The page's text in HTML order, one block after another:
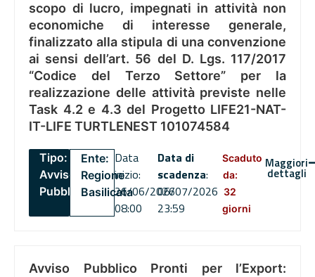
scopo di lucro, impegnati in attività non
economiche di interesse generale,
finalizzato alla stipula di una convenzione
ai sensi dell’art. 56 del D. Lgs. 117/2017
“Codice del Terzo Settore” per la
realizzazione delle attività previste nelle
Task 4.2 e 4.3 del Progetto LIFE21-NAT-
IT-LIFE TURTLENEST 101074584
Tipo:
Avviso
Pubblico
Ente:
Regione
Basilicata
Data
inizio:
26/06/2026
08:00
Data di
scadenza:
06/07/2026
23:59
Scaduto
da:
32
giorni
Maggiori
dettagli
Avviso Pubblico Pronti per l’Export: